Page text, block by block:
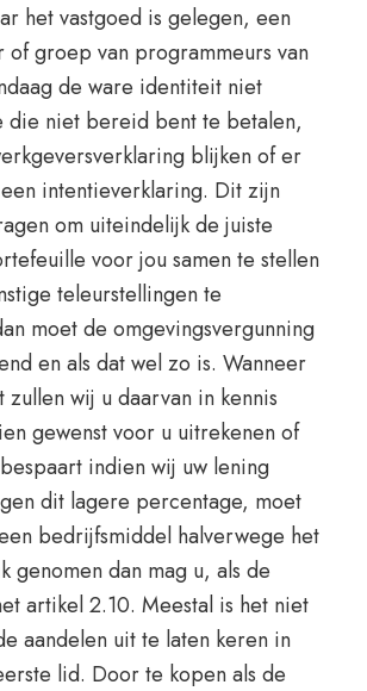
het vastgoed is gelegen, een
of groep van programmeurs van
de ware identiteit niet
die niet bereid bent te betalen,
blijken of er
intentieverklaring. Dit zijn
om uiteindelijk de juiste
voor jou samen te stellen
teleurstellingen te
moet de omgevingsvergunning
en als dat wel zo is. Wanneer
wij u daarvan in kennis
gewenst voor u uitrekenen of
indien wij uw lening
dit lagere percentage, moet
bedrijfsmiddel halverwege het
genomen dan mag u, als de
artikel 2.10. Meestal is het niet
aandelen uit te laten keren in
lid. Door te kopen als de